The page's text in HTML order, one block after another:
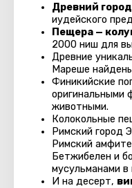
Древний
иудейского
Пещера —
2000 ниш для
Древние
Мареше
Финикийские
оригинальными
животными.
Колокольные
Римский город
Римский
Бетжибелен и
мусульманами в
И на десерт,